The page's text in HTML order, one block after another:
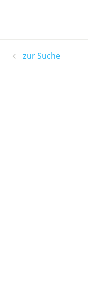
zur Suche